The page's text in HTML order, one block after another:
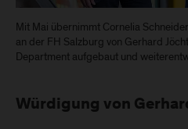
Mit Mai übernimmt Cornelia
an der FH Salzburg von Gerhard
Department aufgebaut und
Würdigung von